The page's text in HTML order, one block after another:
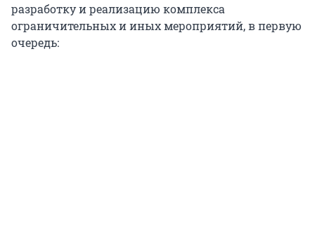
разработку и реализацию комплекса
ограничительных и иных мероприятий, в первую
очередь: